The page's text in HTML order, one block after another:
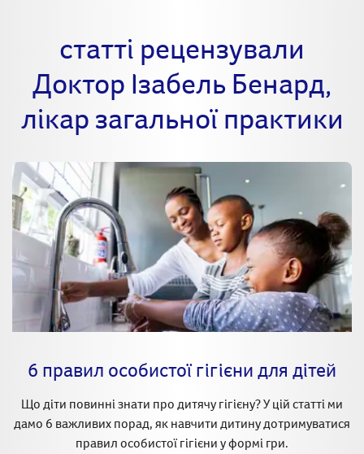
статті рецензували
Доктор Ізабель Бенард,
лікар загальної практики
6 правил особистої гігієни для дітей
Що діти повинні знати про дитячу гігієну? У цій статті ми
дамо 6 важливих порад, як навчити дитину дотримуватися
правил особистої гігієни у формі гри.